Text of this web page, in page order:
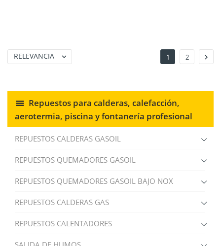
Repuestos para calderas, calefacción,
aerotermia, piscina y fontanería profesional
REPUESTOS CALDERAS GASOIL
REPUESTOS QUEMADORES GASOIL
REPUESTOS QUEMADORES GASOIL BAJO NOX
REPUESTOS CALDERAS GAS
REPUESTOS CALENTADORES
RELEVANCIA  1 2 